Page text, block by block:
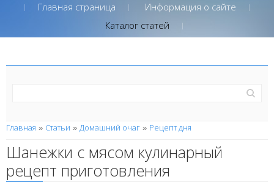
Главная страница
Информация о сайте
Каталог статей
Главная » Статьи » Домашний очаг » Рецепт дня
Шанежки с мясом кулинарный
рецепт приготовления